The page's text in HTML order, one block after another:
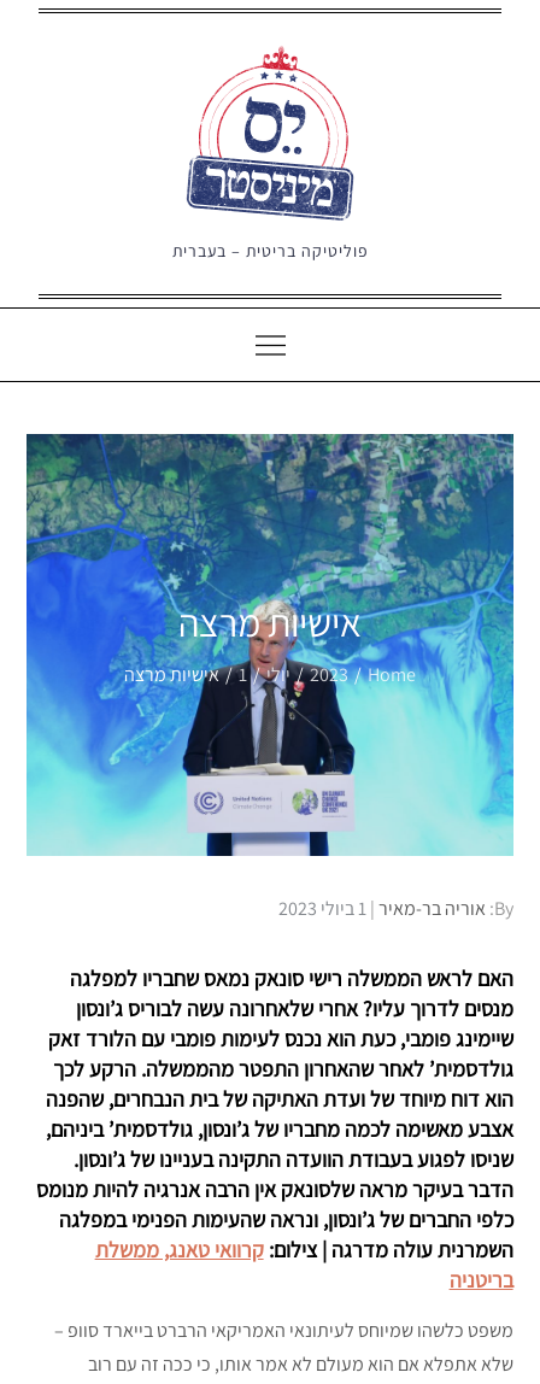
פוליטיקה בריטית – בעברית
אישיות מרצה
Home
2023 יולי 1 אישיות מרצה
By: אוריה בר-מאיר Posted1 ביולי 2023
האם לראש הממשלה רישי סונאק נמאס שחבריו למפלגה
מנסים לדרוך עליו? אחרי שלאחרונה עשה לבוריס ג’ונסון
שיימינג פומבי, כעת הוא נכנס לעימות פומבי עם הלורד זאק
גולדסמית’ לאחר שהאחרון התפטר מהממשלה. הרקע לכך
הוא דוח מיוחד של ועדת האתיקה של בית הנבחרים, שהפנה
אצבע מאשימה לכמה מחבריו של ג’ונסון, גולדסמית’ ביניהם,
שניסו לפגוע בעבודת הוועדה התקינה בעניינו של ג’ונסון.
הדבר בעיקר מראה שלסונאק אין הרבה אנרגיה להיות מנומס
כלפי החברים של ג’ונסון, ונראה שהעימות הפנימי במפלגה
השמרנית עולה מדרגה | צילום:קרוואי טאנג, ממשלת
בריטניה
משפט כלשהו שמיוחס לעיתונאי האמריקאי הרברט בייארד סוופ –
שלא אתפלא אם הוא מעולם לא אמר אותו, כי ככה זה עם רוב